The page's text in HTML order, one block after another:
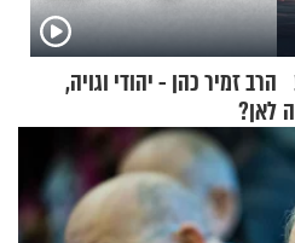
הרב זמיר כהן - יהודי וגויה,
לאן?